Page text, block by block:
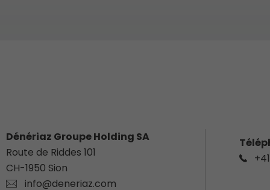
Dénériaz Groupe Holding SA
Route de Riddes 101
CH-1950 Sion
info@deneriaz.com